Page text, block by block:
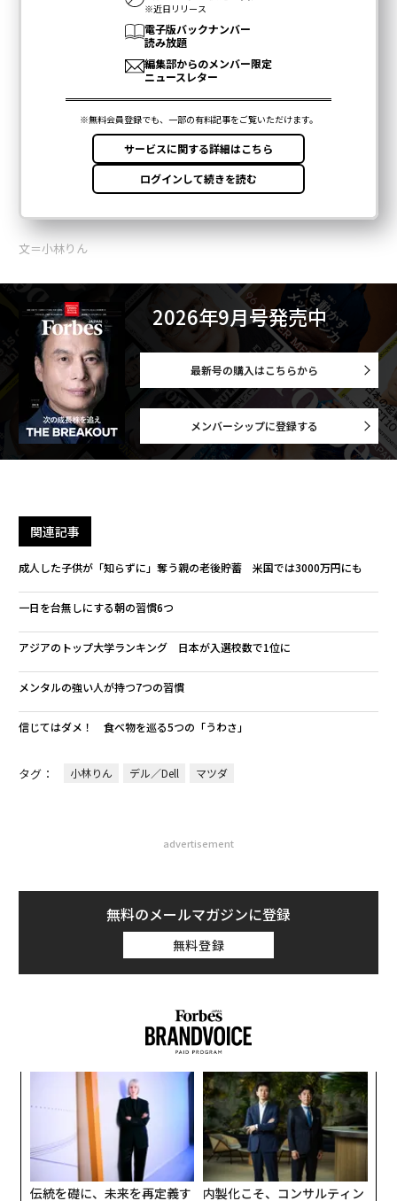
文＝小林りん
2026年9月号発売中
最新号の購入はこちらから
メンバーシップに登録する
関連記事
成人した子供が「知らずに」奪う親の老後貯蓄 米国では3000万円にも
一日を台無しにする朝の習慣6つ
アジアのトップ大学ランキング 日本が入選校数で1位に
メンタルの強い人が持つ7つの習慣
信じてはダメ！ 食べ物を巡る5つの「うわさ」
タグ： 小林りん デル／Dell マツダ
advertisement
無料のメールマガジンに登録
無料登録
伝統を礎に、未来を再定義す
内製化こそ、コンサルティン